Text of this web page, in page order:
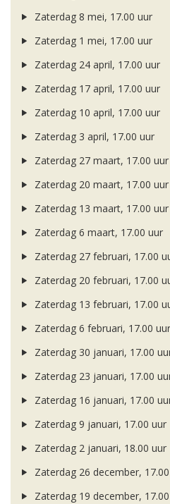
Zaterdag 8 mei, 17.00 uur
Zaterdag 1 mei, 17.00 uur
Zaterdag 24 april, 17.00 uur
Zaterdag 17 april, 17.00 uur
Zaterdag 10 april, 17.00 uur
Zaterdag 3 april, 17.00 uur
Zaterdag 27 maart, 17.00 uur
Zaterdag 20 maart, 17.00 uur
Zaterdag 13 maart, 17.00 uur
Zaterdag 6 maart, 17.00 uur
Zaterdag 27 februari, 17.00
Zaterdag 20 februari, 17.00
Zaterdag 13 februari, 17.00
Zaterdag 6 februari, 17.00 uur
Zaterdag 30 januari, 17.00
Zaterdag 23 januari, 17.00
Zaterdag 16 januari, 17.00
Zaterdag 9 januari, 17.00 uur
Zaterdag 2 januari, 18.00 uur
Zaterdag 26 december,
Zaterdag 19 december,